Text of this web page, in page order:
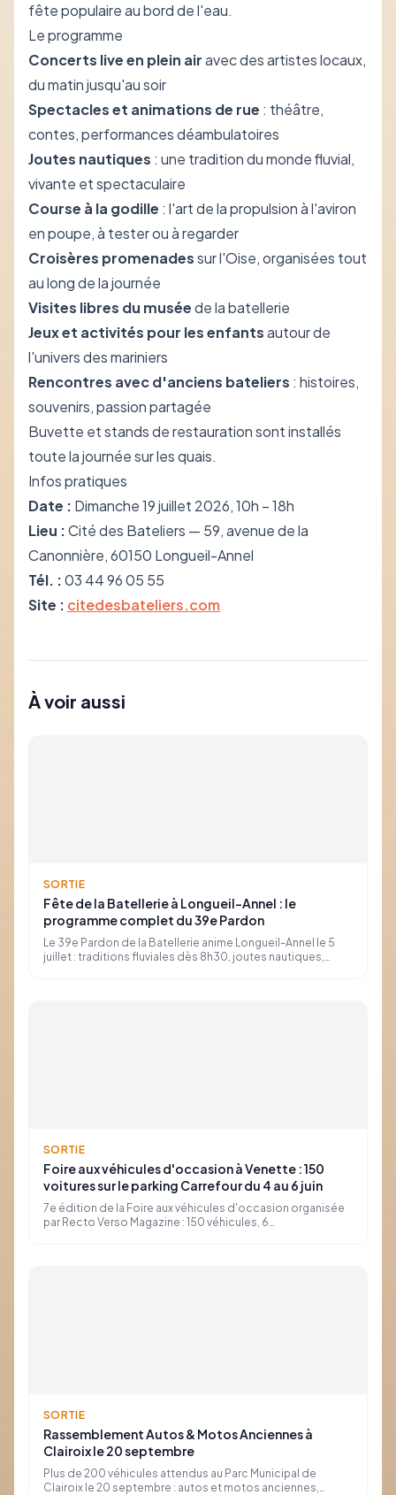
fête populaire au bord de l'eau.
Le programme
Concerts live en plein airavec des artistes locaux,
du matin jusqu'au soir
Spectacles et animations de rue : théâtre,
contes, performances déambulatoires
Joutes nautiques : une tradition du monde fluvial,
vivante et spectaculaire
Course à la godille : l'art de la propulsion à l'aviron
en poupe, à tester ou à regarder
Croisères promenadessur l'Oise, organisées tout
au long de la journée
Visites libres du muséede la batellerie
Jeux et activités pour les enfantsautour de
l'univers des mariniers
Rencontres avec d'anciens bateliers : histoires,
souvenirs, passion partagée
Buvette et stands de restauration sont installés
toute la journée sur les quais.
Infos pratiques
Date : Dimanche 19 juillet 2026, 10h – 18h
Lieu :Cité des Bateliers — 59, avenue de la
Canonnière, 60150 Longueil-Annel
Tél. :03 44 96 05 55
Site : citedesbateliers.com
À voir aussi
SORTIE
Fête de la Batellerie à Longueil-Annel : le
programme complet du 39e Pardon
Le 39e Pardon de la Batellerie anime Longueil-Annel le 5
juillet : traditions fluviales dès 8h30, joutes nautiques,
SORTIE
Foire aux véhicules d'occasion à Venette : 150
voitures sur le parking Carrefour du 4 au 6 juin
7e édition de la Foire aux véhicules d'occasion organisée
par Recto Verso Magazine : 150 véhicules, 6
SORTIE
Rassemblement Autos & Motos Anciennes à
Clairoix le 20 septembre
Plus de 200 véhicules attendus au Parc Municipal de
Clairoix le 20 septembre : autos et motos anciennes,